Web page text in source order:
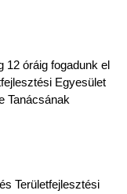
12 óráig fogadunk el
Egyesület
Tanácsának
Területfejlesztési